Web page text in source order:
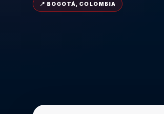
📍 BOGOTÁ, COLOMBIA